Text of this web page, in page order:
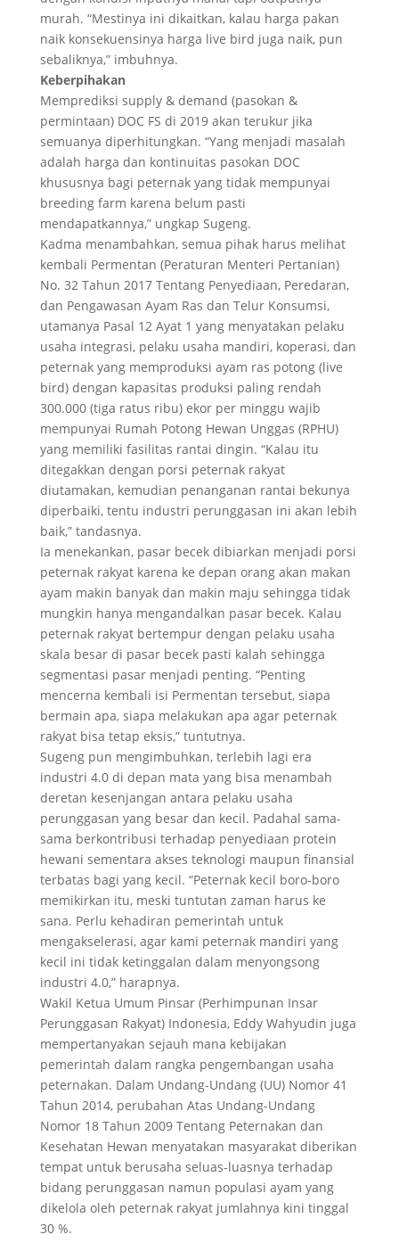
murah. “Mestinya ini dikaitkan, kalau harga pakan
naik konsekuensinya harga live bird juga naik, pun
sebaliknya,” imbuhnya.
Keberpihakan
Memprediksi supply & demand (pasokan &
permintaan) DOC FS di 2019 akan terukur jika
semuanya diperhitungkan. “Yang menjadi masalah
adalah harga dan kontinuitas pasokan DOC
khususnya bagi peternak yang tidak mempunyai
breeding farm karena belum pasti
mendapatkannya,” ungkap Sugeng.
Kadma menambahkan, semua pihak harus melihat
kembali Permentan (Peraturan Menteri Pertanian)
No. 32 Tahun 2017 Tentang Penyediaan, Peredaran,
dan Pengawasan Ayam Ras dan Telur Konsumsi,
utamanya Pasal 12 Ayat 1 yang menyatakan pelaku
usaha integrasi, pelaku usaha mandiri, koperasi, dan
peternak yang memproduksi ayam ras potong (live
bird) dengan kapasitas produksi paling rendah
300.000 (tiga ratus ribu) ekor per minggu wajib
mempunyai Rumah Potong Hewan Unggas (RPHU)
yang memiliki fasilitas rantai dingin. “Kalau itu
ditegakkan dengan porsi peternak rakyat
diutamakan, kemudian penanganan rantai bekunya
diperbaiki, tentu industri perunggasan ini akan lebih
baik,” tandasnya.
Ia menekankan, pasar becek dibiarkan menjadi porsi
peternak rakyat karena ke depan orang akan makan
ayam makin banyak dan makin maju sehingga tidak
mungkin hanya mengandalkan pasar becek. Kalau
peternak rakyat bertempur dengan pelaku usaha
skala besar di pasar becek pasti kalah sehingga
segmentasi pasar menjadi penting. “Penting
mencerna kembali isi Permentan tersebut, siapa
bermain apa, siapa melakukan apa agar peternak
rakyat bisa tetap eksis,” tuntutnya.
Sugeng pun mengimbuhkan, terlebih lagi era
industri 4.0 di depan mata yang bisa menambah
deretan kesenjangan antara pelaku usaha
perunggasan yang besar dan kecil. Padahal sama-
sama berkontribusi terhadap penyediaan protein
hewani sementara akses teknologi maupun finansial
terbatas bagi yang kecil. “Peternak kecil boro-boro
memikirkan itu, meski tuntutan zaman harus ke
sana. Perlu kehadiran pemerintah untuk
mengakselerasi, agar kami peternak mandiri yang
kecil ini tidak ketinggalan dalam menyongsong
industri 4.0,” harapnya.
Wakil Ketua Umum Pinsar (Perhimpunan Insar
Perunggasan Rakyat) Indonesia, Eddy Wahyudin juga
mempertanyakan sejauh mana kebijakan
pemerintah dalam rangka pengembangan usaha
peternakan. Dalam Undang-Undang (UU) Nomor 41
Tahun 2014, perubahan Atas Undang-Undang
Nomor 18 Tahun 2009 Tentang Peternakan dan
Kesehatan Hewan menyatakan masyarakat diberikan
tempat untuk berusaha seluas-luasnya terhadap
bidang perunggasan namun populasi ayam yang
dikelola oleh peternak rakyat jumlahnya kini tinggal
30 %.